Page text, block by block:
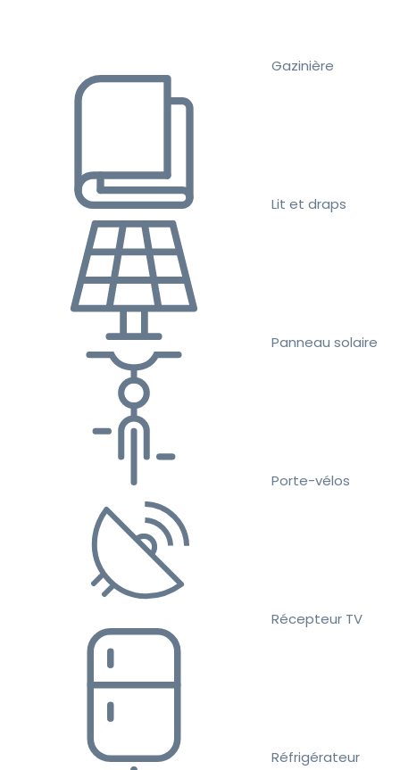
Gazinière
Lit et draps
Panneau solaire
Porte-vélos
Récepteur TV
Réfrigérateur